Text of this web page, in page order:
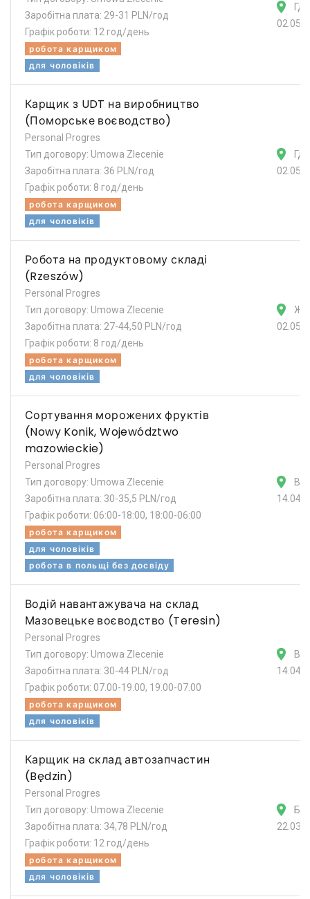
Заробітна плата: 29-31 PLN/год
Графік роботи: 12 год/день
робота карщиком
для чоловіків
Карщик з UDT на виробництво
(Поморське воєводство)
Personal Progres
Тип договору: Umowa Zlecenie
Заробітна плата: 36 PLN/год
Графік роботи: 8 год/день
робота карщиком
для чоловіків
Робота на продуктовому складі
(Rzeszów)
Personal Progres
Тип договору: Umowa Zlecenie
Заробітна плата: 27-44,50 PLN/год
Графік роботи: 8 год/день
робота карщиком
для чоловіків
Сортування морожених фруктів
(Nowy Konik, Województwo
mazowieckie)
Personal Progres
Тип договору: Umowa Zlecenie
Заробітна плата: 30-35,5 PLN/год
Графік роботи: 06:00-18:00, 18:00-06:00
робота карщиком
для чоловіків
робота в польщі без досвіду
Водій навантажувача на склад
Мазовецьке воєводство (Teresin)
Personal Progres
Тип договору: Umowa Zlecenie
Заробітна плата: 30-44 PLN/год
Графік роботи: 07.00-19.00, 19.00-07.00
робота карщиком
для чоловіків
Карщик на склад автозапчастин
(Będzin)
Personal Progres
Тип договору: Umowa Zlecenie
Заробітна плата: 34,78 PLN/год
Графік роботи: 12 год/день
робота карщиком
для чоловіків